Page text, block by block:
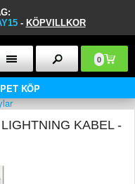
- KÖPVILLKOR
0
KÖP
KABEL -